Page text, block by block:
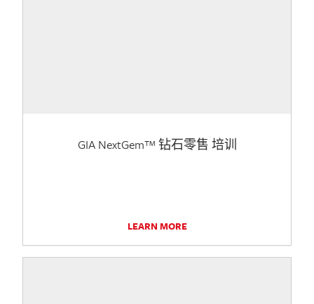
GIA NextGem™ 钻石零售 培训
LEARN MORE